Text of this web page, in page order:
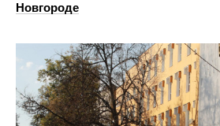
Новгороде